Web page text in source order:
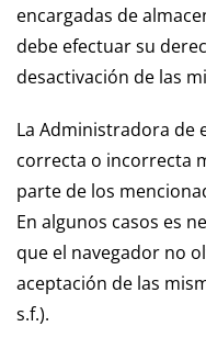
encargadas de
debe efectuar su
desactivación de las
La Administradora de
correcta o incorrecta
parte de los
En algunos casos es
que el navegador no
aceptación de las
s.f.).